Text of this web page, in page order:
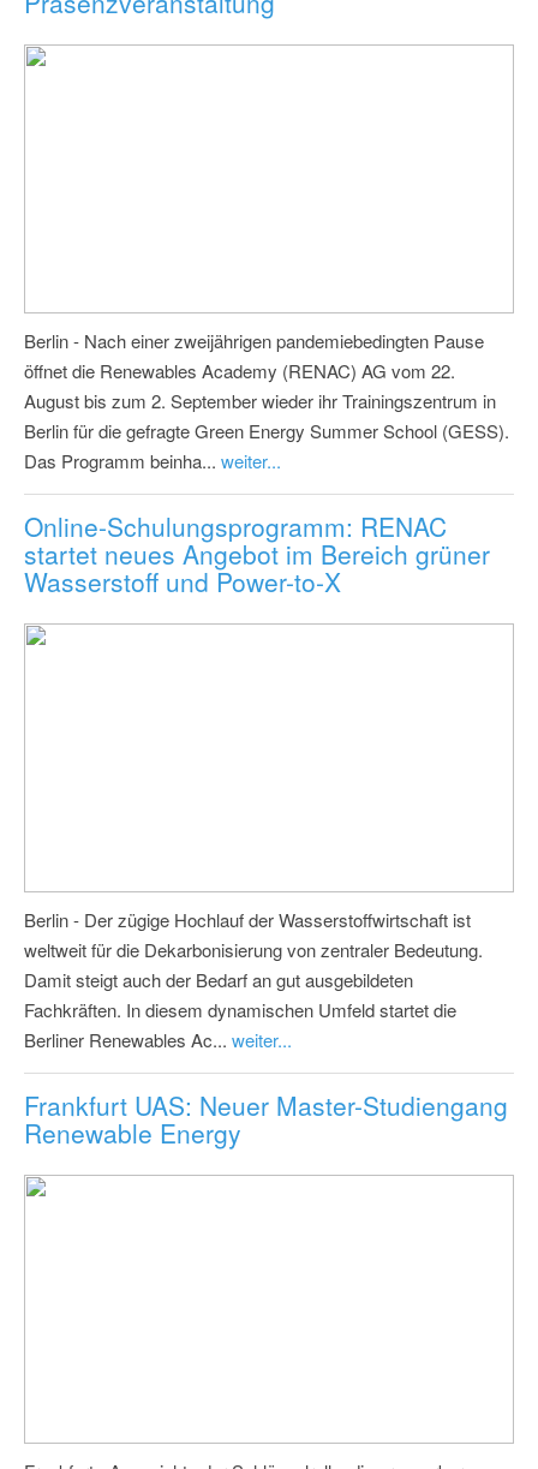
Berlin - Nach einer zweijährigen pandemiebedingten Pause
öffnet die Renewables Academy (RENAC) AG vom 22.
August bis zum 2. September wieder ihr Trainingszentrum in
Berlin für die gefragte Green Energy Summer School (GESS).
Das Programm beinha... weiter...
Online-Schulungsprogramm: RENAC
startet neues Angebot im Bereich grüner
Wasserstoff und Power-to-X
Berlin - Der zügige Hochlauf der Wasserstoffwirtschaft ist
weltweit für die Dekarbonisierung von zentraler Bedeutung.
Damit steigt auch der Bedarf an gut ausgebildeten
Fachkräften. In diesem dynamischen Umfeld startet die
Berliner Renewables Ac... weiter...
Frankfurt UAS: Neuer Master-Studiengang
Renewable Energy